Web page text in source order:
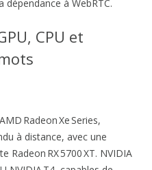
à WebRTC.
CPU et
Radeon Xe Series,
à distance, avec une
Radeon RX 5700 XT. NVIDIA